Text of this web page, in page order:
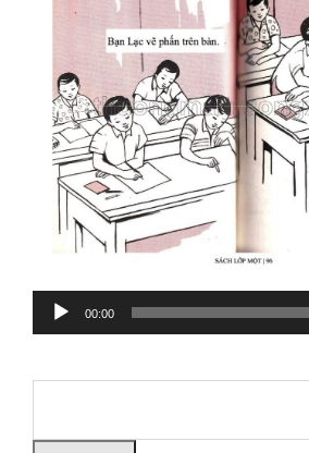
Audio
Player
00:00